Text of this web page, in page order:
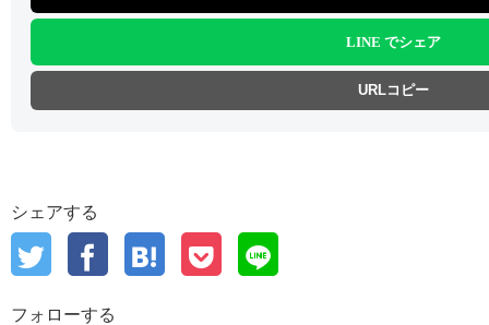
LINE でシェア
URLコピー
シェアする
フォローする